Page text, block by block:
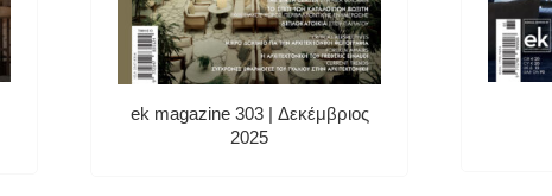
ek magazine 303 | Δεκέμβριος
2025